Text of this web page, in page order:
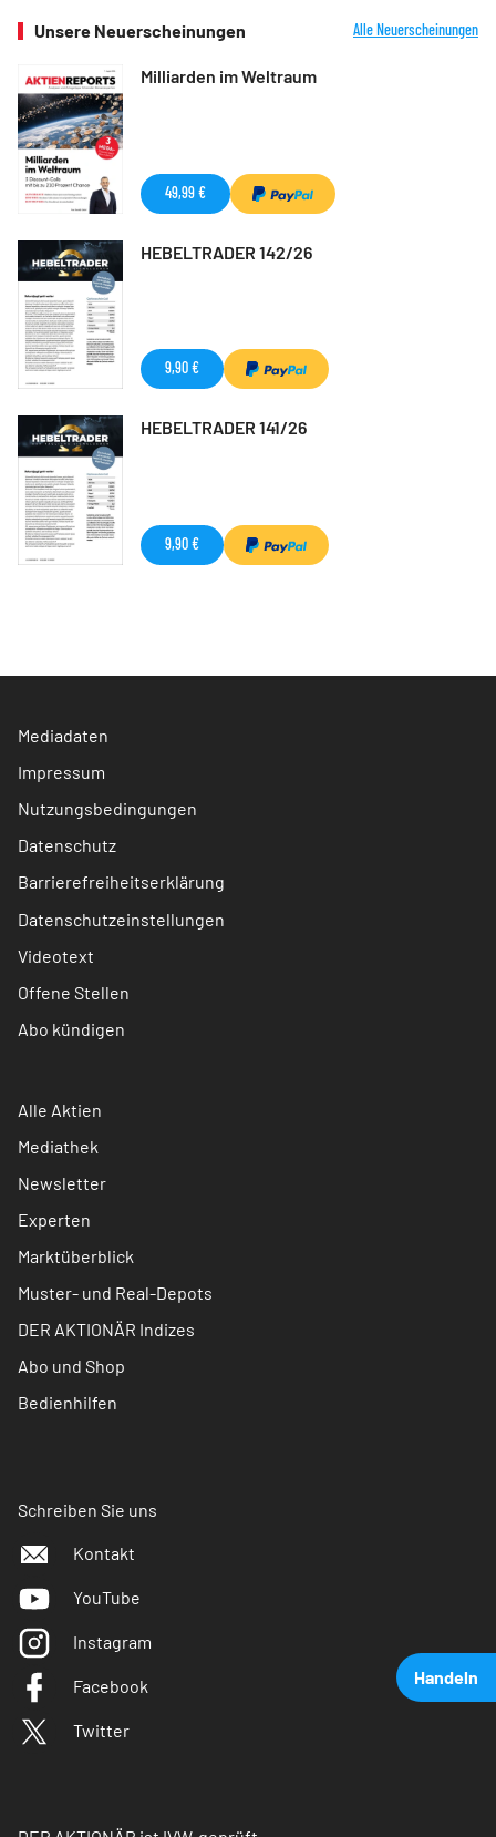
Handeln
Unsere Neuerscheinungen Alle Neuerscheinungen
Milliarden im Weltraum
49,99 €
HEBELTRADER 142/26
9,90 €
HEBELTRADER 141/26
9,90 €
Mediadaten
Impressum
Nutzungsbedingungen
Datenschutz
Barrierefreiheitserklärung
Datenschutzeinstellungen
Videotext
Offene Stellen
Abo kündigen
Alle Aktien
Mediathek
Newsletter
Experten
Marktüberblick
Muster- und Real-Depots
DER AKTIONÄR Indizes
Abo und Shop
Bedienhilfen
Schreiben Sie uns
Kontakt
YouTube
Instagram
Facebook
Twitter